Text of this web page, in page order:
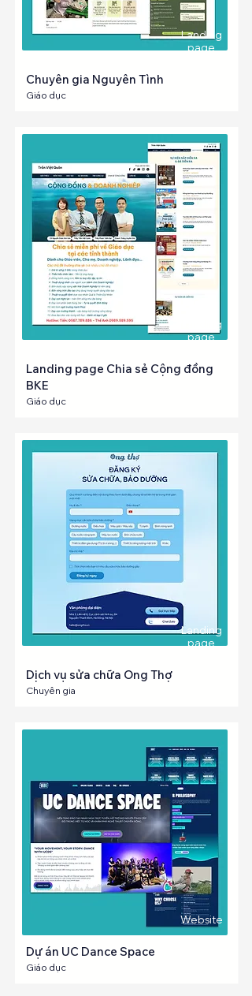
Landing
page
Chuyên gia Nguyên Tình
Giáo dục
Landing
page
Landing page Chia sẻ Cộng đồng
BKE
Giáo dục
Landing
page
Dịch vụ sửa chữa Ong Thợ
Chuyên gia
Website
Dự án UC Dance Space
Giáo dục